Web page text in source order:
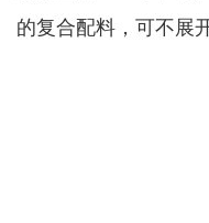
的复合配料，可不展